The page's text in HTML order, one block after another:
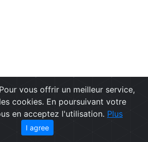
vous offrir un meilleur service,
cookies. En poursuivant votre
en acceptez l'utilisation. Plus
I agree